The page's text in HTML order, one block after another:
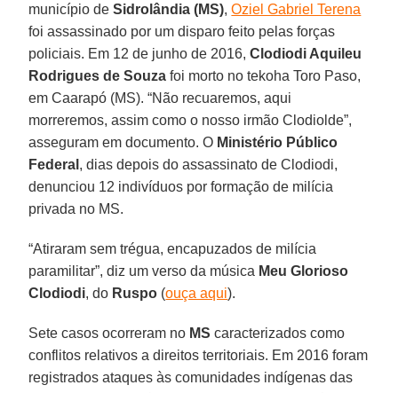
município deSidrolândia (MS),Oziel Gabriel Terena
foi assassinado por um disparo feito pelas forças
policiais. Em 12 de junho de 2016,Clodiodi Aquileu
Rodrigues de Souza foi morto no tekoha Toro Paso,
em Caarapó (MS). “Não recuaremos, aqui
morreremos, assim como o nosso irmão Clodiolde”,
asseguram em documento. O Ministério Público
Federal , dias depois do assassinato de Clodiodi,
denunciou 12 indivíduos por formação de milícia
privada no MS.
“Atiraram sem trégua, encapuzados de milícia
paramilitar”, diz um verso da música Meu Glorioso
Clodiodi, do Ruspo (ouça aqui).
Sete casos ocorreram no MS caracterizados como
conflitos relativos a direitos territoriais. Em 2016 foram
registrados ataques às comunidades indígenas das